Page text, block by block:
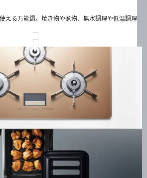
える万能鍋。焼き物や煮物、無水調理や低温調理